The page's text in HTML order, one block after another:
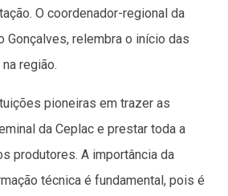
O coordenador-regional da
Gonçalves, relembra o início das
região.
pioneiras em trazer as
da Ceplac e prestar toda a
produtores. A importância da
técnica é fundamental, pois é